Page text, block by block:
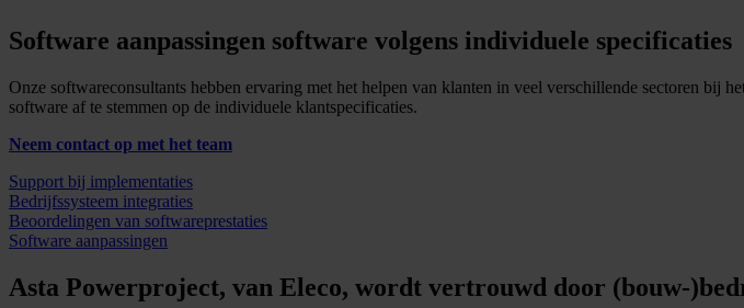
Software aanpassingen software volgens individuele specificaties
Onze softwareconsultants hebben ervaring met het helpen van klanten in veel verschillende sectoren bij
software af te stemmen op de individuele klantspecificaties.
Neem contact op met het team
Support bij implementaties
Bedrijfssysteem integraties
Beoordelingen van softwareprestaties
Software aanpassingen
Asta Powerproject, van Eleco, wordt vertrouwd door (bouw-